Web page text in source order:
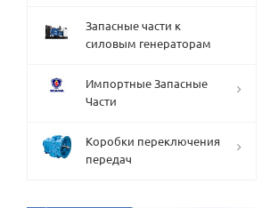
Запасные части к
силовым генераторам
Импортные Запасные
Части
Коробки переключения
передач